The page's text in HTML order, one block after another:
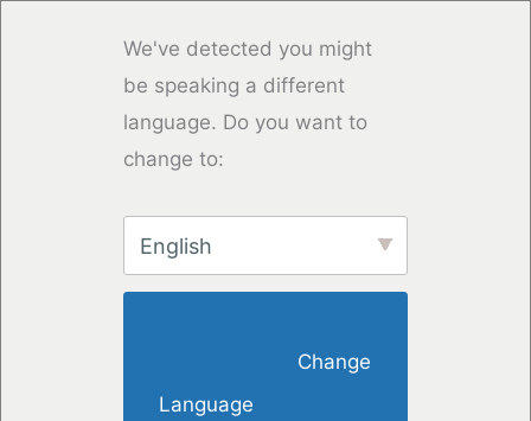
We've detected you might
be speaking a different
language. Do you want to
change to:
English
Language